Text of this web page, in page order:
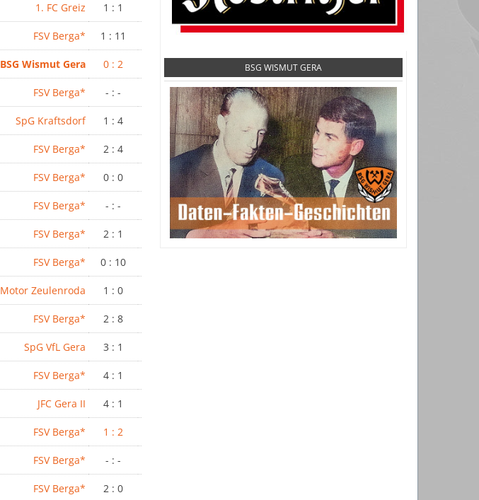
1. FC Greiz 1 : 1
FSV Berga* 1 : 11
BSG Wismut Gera 0 : 2
FSV Berga* - : -
SpG Kraftsdorf 1 : 4
FSV Berga* 2 : 4
FSV Berga* 0 : 0
FSV Berga* - : -
FSV Berga* 2 : 1
FSV Berga* 0 : 10
Motor Zeulenroda 1 : 0
FSV Berga* 2 : 8
SpG VfL Gera 3 : 1
FSV Berga* 4 : 1
JFC Gera II 4 : 1
FSV Berga* 1 : 2
FSV Berga* - : -
FSV Berga* 2 : 0
BSG WISMUT GERA